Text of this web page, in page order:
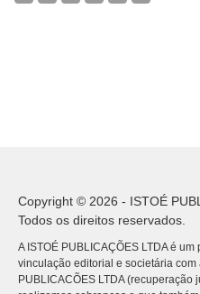
Copyright © 2026 - ISTOÉ
Todos os direitos reservados.
A ISTOÉ PUBLICAÇÕES LTDA é
vinculação editorial e societária com
PUBLICACÕES LTDA